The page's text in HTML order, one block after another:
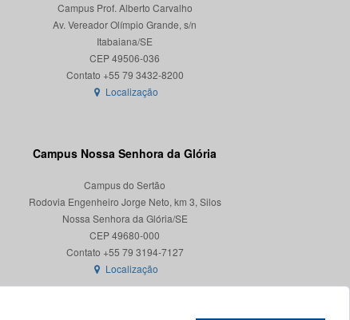
Campus Prof. Alberto Carvalho
Av. Vereador Olímpio Grande, s/n
Itabaiana/SE
CEP 49506-036
Localização
Campus Nossa Senhora da Glória
Campus do Sertão
Rodovia Engenheiro Jorge Neto, km 3, Silos
Nossa Senhora da Glória/SE
CEP 49680-000
Contato +55 79 3194-7127
Localização